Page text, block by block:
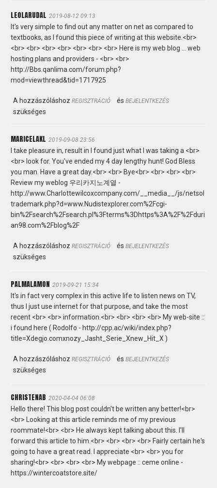
LEOLARUDAL 2019-08-12 09:13
It's very simple to find out any matter on net as compared to
textbooks, as I found this piece of writing at this website.<br>
<br> <br> <br> <br> <br> <br> <br> Here is my web blog ... web
hosting plans and providers - <br> <br>
http://Bbs.qanlima.com/forum.php?
mod=viewthread&tid=1717925
A hozzászóláshozREGISZTRÁCIÓ ésBEJELENTKEZÉS
szükséges
MARICELAKL 2019-09-08 23:56
I take pleasure in, result in I found just what I was taking a <br>
<br> look for. You've ended my 4 day lengthy hunt! God Bless
you man. Have a great day.<br> <br> Bye<br> <br> <br> <br>
Review my weblog 우리카지노계열 -
http://www.Charlottewilcoxcompany.com/__media__/js/netsol
trademark.php?d=www.Nudistexplorer.com%2Fcgi-
bin%2Fsearch%2Fsearch.pl%3Fterms%3Dhttps%3A%2F%2Fduri
an98.com%2Fblog%2F
A hozzászóláshozREGISZTRÁCIÓ ésBEJELENTKEZÉS
szükséges
PALMALAMON 2019-09-21 15:34
It's in fact very complex in this active life to listen news on TV,
thus I just use internet for that purpose, and take the most
recent <br> <br> information.<br> <br> <br> <br> My web-site ::
i found here ( Rodolfo - http://cpp.ac/wiki/index.php?
title=Xdegjo.comxnozy_Jasht_Serie_Xnew_Hit_X )
A hozzászóláshozREGISZTRÁCIÓ ésBEJELENTKEZÉS
szükséges
CHRISTENAB 2020-04-04 06:08
Hello there! This blog post couldn't be written any better!<br>
<br> Looking at this article reminds me of my previous
roommate!<br> <br> He always kept talking about this. I'll
forward this article to him.<br> <br> <br> <br> Fairly certain he's
going to have a great read. I appreciate <br> <br> you for
sharing!<br> <br> <br> <br> My webpage :: ceme online -
https://wintercoatstore.site/